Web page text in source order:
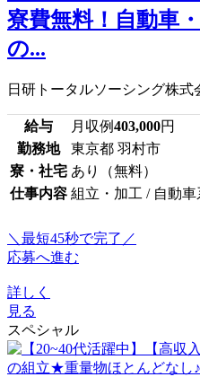
寮費無料！自動車
の...
日研トータルソーシング株式
給与 月収例403,000円
勤務地
東京都 羽村市
寮・社宅 あり（無料）
仕事内容 組立・加工 / 自動車
＼最短45秒で完了／
応募へ進む
詳しく
見る
スペシャル